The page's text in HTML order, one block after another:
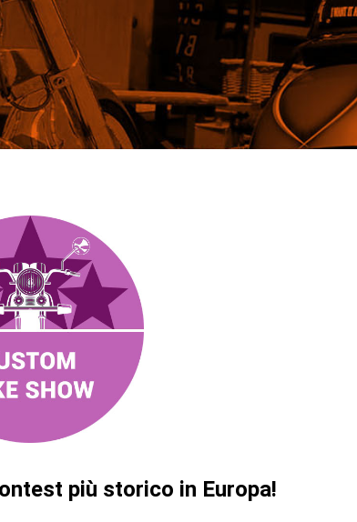
più storico in Europa!